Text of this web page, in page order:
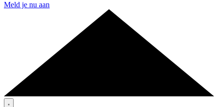
Meld je nu aan